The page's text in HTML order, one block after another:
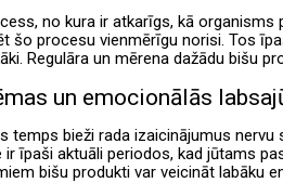
no kura ir atkarīgs, kā
šo procesu vienmērīgu norisi. Tos
Regulāra un mērena dažādu bišu
un emocionālās
temps bieži rada izaicinājumus
ir īpaši aktuāli periodos, kad jūtams
bišu produkti var veicināt labāku